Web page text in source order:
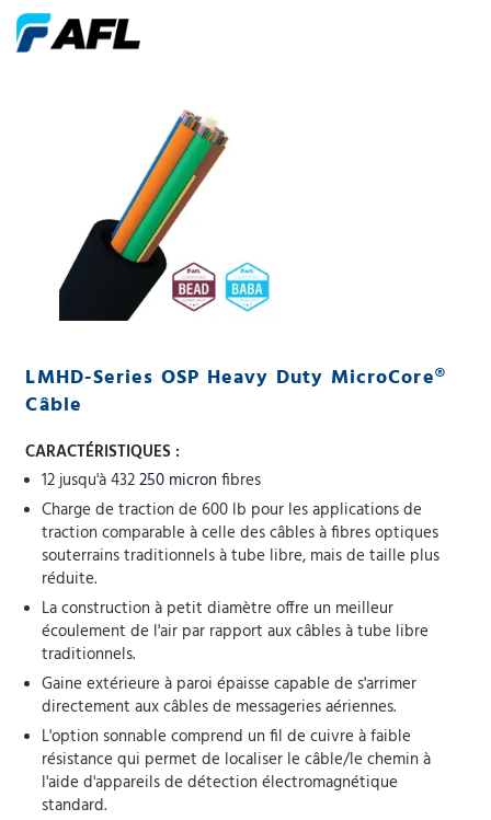
LMHD-Series OSP Heavy Duty MicroCore®
Câble
CARACTÉRISTIQUES :
12 jusqu'à 432250 micron fibres
Charge de traction de 600 lb pour les applications de
traction comparable à celle des câbles à fibres optiques
souterrains traditionnels à tube libre, mais de taille plus
réduite.
La construction à petit diamètre offre un meilleur
écoulement de l'air par rapport aux câbles à tube libre
traditionnels.
Gaine extérieure à paroi épaisse capable de s'arrimer
directement aux câbles de messageries aériennes.
L'option sonnable comprend un fil de cuivre à faible
résistance qui permet de localiser le câble/le chemin à
l'aide d'appareils de détection électromagnétique
standard.